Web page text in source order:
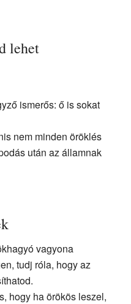
lehet
ismerős: ő is sokat
nem minden öröklés
után az államnak
vagyona
tudj róla, hogy az
hogy ha örökös leszel,